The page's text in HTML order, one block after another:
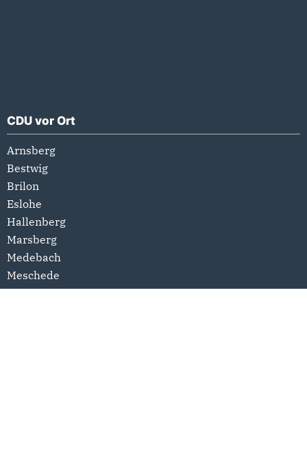
CDU vor Ort
Arnsberg
Bestwig
Brilon
Eslohe
Hallenberg
Marsberg
Medebach
Meschede
Olsberg